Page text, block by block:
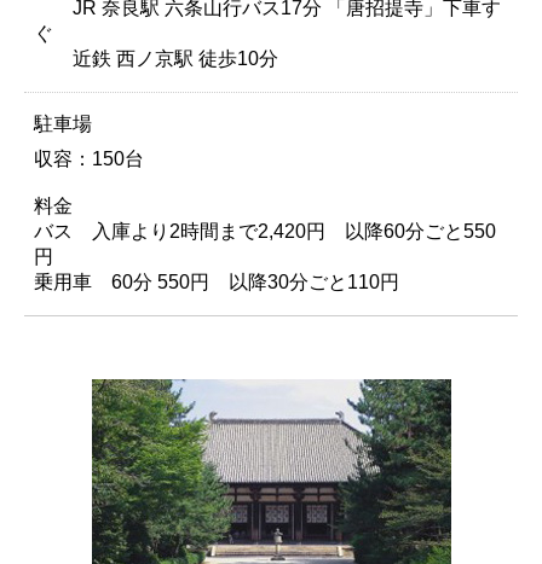
JR 奈良駅 六条山行バス17分 「唐招提寺」下車す
ぐ
近鉄 西ノ京駅 徒歩10分
駐車場
収容：150台
料金
バス 入庫より2時間まで2,420円 以降60分ごと550
円
乗用車 60分 550円 以降30分ごと110円